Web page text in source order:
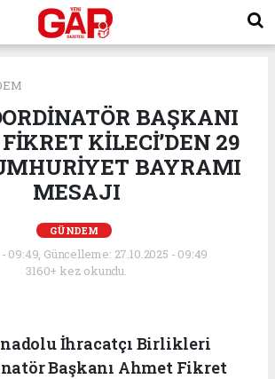
BAŞKANI
KİLECİ’DEN 29
BAYRAMI
MESAJI
GÜNDEM
- 09:49, Güncelleme: 27.10.2025 - 09:49
3160+ kez okundu.
İhracatçı Birlikleri
Başkanı Ahmet Fikret